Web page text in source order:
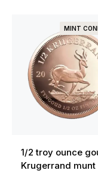
MINT
1/2 troy ounce
Krugerrand munt